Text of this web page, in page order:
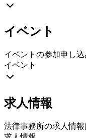
イベント
イベントの参加申し
イベント
求人情報
法律事務所の求人情